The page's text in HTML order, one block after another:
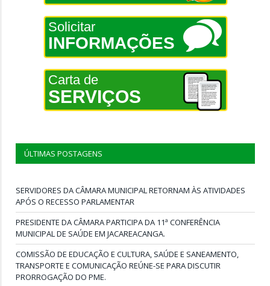
Solicitar
INFORMAÇÕES
Carta de
SERVIÇOS
ÚLTIMAS POSTAGENS
SERVIDORES DA CÂMARA MUNICIPAL RETORNAM ÀS ATIVIDADES
APÓS O RECESSO PARLAMENTAR
PRESIDENTE DA CÂMARA PARTICIPA DA 11ª CONFERÊNCIA
MUNICIPAL DE SAÚDE EM JACAREACANGA.
COMISSÃO DE EDUCAÇÃO E CULTURA, SAÚDE E SANEAMENTO,
TRANSPORTE E COMUNICAÇÃO REÚNE-SE PARA DISCUTIR
PRORROGAÇÃO DO PME.